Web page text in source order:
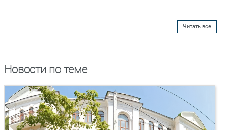
Читать все
Новости по теме